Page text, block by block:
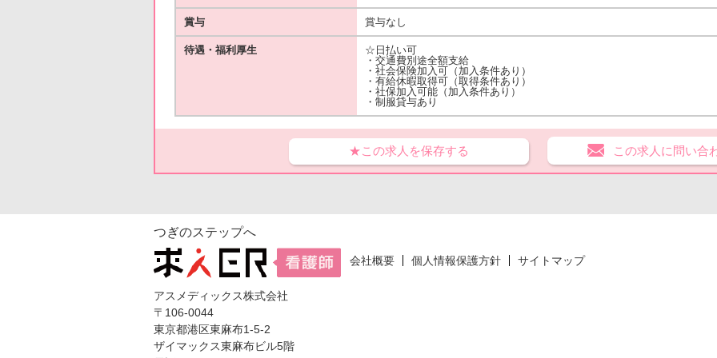
賞与 賞与なし
待遇・福利厚生
☆日払い可
・交通費別途全額支給
・社会保険加入可（加入条件あり）
・有給休暇取得可（取得条件あり）
・社保加入可能（加入条件あり）
・制服貸与あり
★この求人を保存する この求人に問い合
つぎのステップへ
会社概要 個人情報保護方針 サイトマップ
アスメディックス株式会社
〒106-0044
東京都港区東麻布1-5-2
ザイマックス東麻布ビル5階